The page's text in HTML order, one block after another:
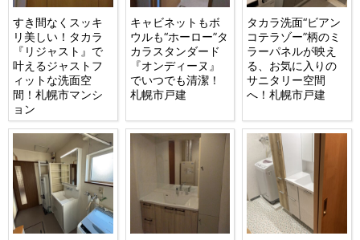
すき間なくスッキ
リ美しい！タカラ
『リジャスト』で
叶えるジャストフ
ィットな洗面空
間！札幌市マンシ
ョン
キャビネットもボ
ウルも“ホーロー”タ
カラスタンダード
『オンディーヌ』
でいつでも清潔！
札幌市戸建
タカラ洗面“ビアン
コテラゾー”柄のミ
ラーパネルが映え
る、お気に入りの
サニタリー空間
へ！札幌市戸建